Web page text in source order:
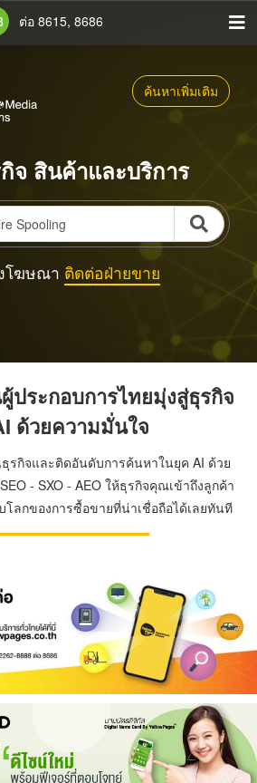
ต่อ 8615, 8686
ค้นหาเพิ่มเติม
จ สินค้าและบริการ
โฆษณา ติดต่อฝ่ายขาย
ระกอบการไทยมุ่งสู่ธุรกิจ
ด้วยความมั่นใจ
ธุรกิจและติดอันดับการค้นหาในยุค AI ด้วย
- SXO - AEO ให้ธุรกิจคุณเข้าถึงลูกค้า
ลกของการซื้อขายที่น่าเชื่อถือได้เลยทันที